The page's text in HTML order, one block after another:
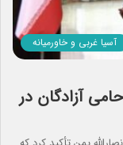
آسیا غربی و خاورمیانه
آزادگان در